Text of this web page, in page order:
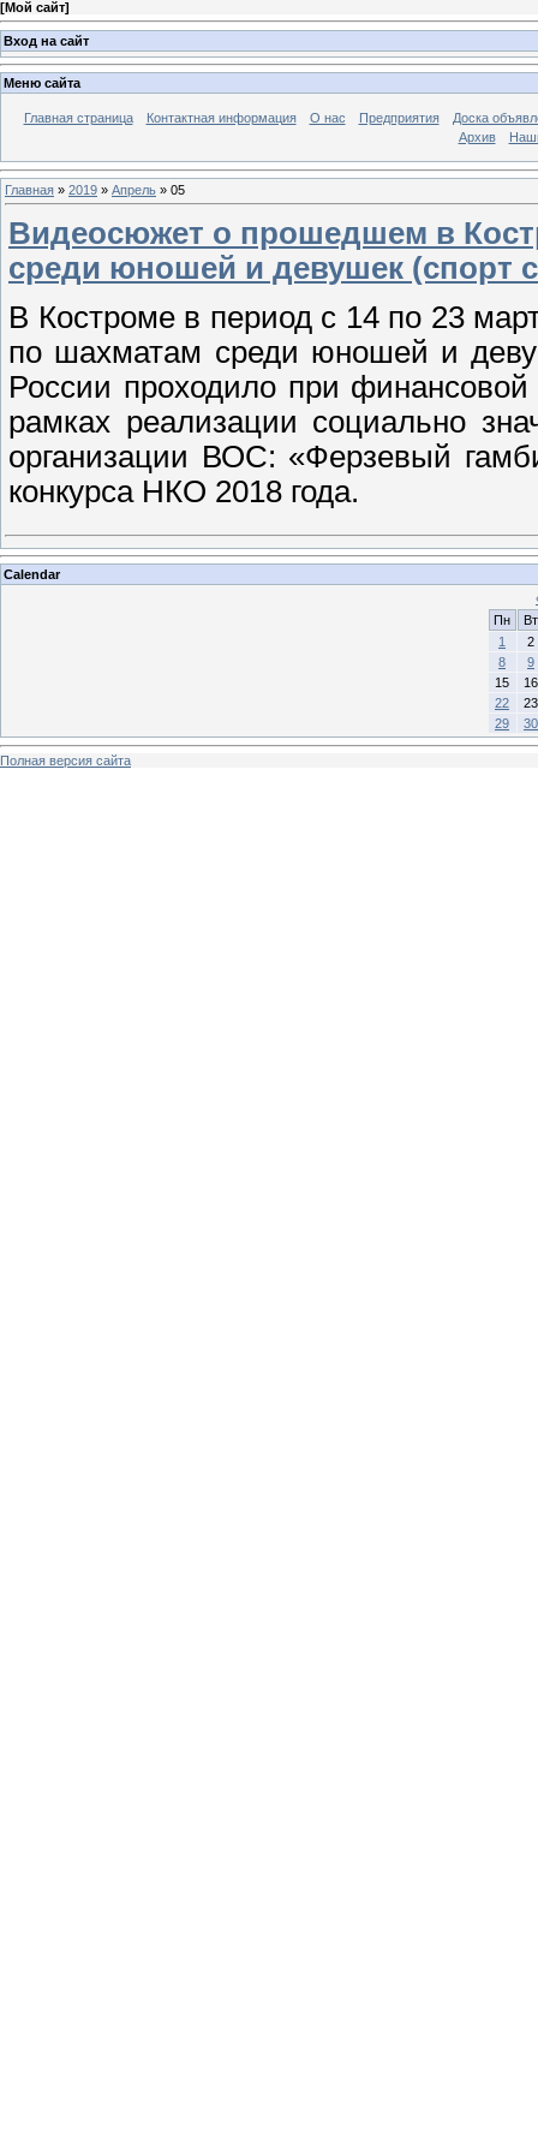
[Мой сайт]
Вход на сайт
Меню сайта
Главная страница Контактная информация О нас Предприятия
Доска
Архив
Главная » 2019 » Апрель » 05
Видеосюжет о прошедшем в
среди юношей и девушек (спорт
В Костроме в период с 14 по 23
по шахматам среди юношей и
России проходило при
рамках реализации социально
организации ВОС: «Ферзевый
конкурса НКО 2018 года.
Calendar
Пн
Вт
1
2
8
9
15
16
22
23
29
30
Полная версия сайта